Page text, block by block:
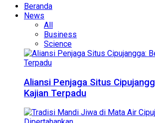
Beranda
News
All
Business
Science
Aliansi Penjaga Situs
Kajian Terpadu